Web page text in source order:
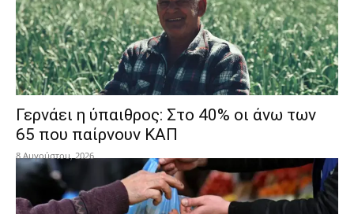
Γερνάει η ύπαιθρος: Στο 40% οι άνω των
65 που παίρνουν ΚΑΠ
8 Αυγούστου, 2026